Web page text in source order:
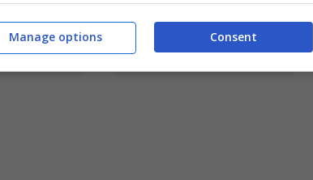
Mag 31, 2011 Mag 23, 2011
Consent
Manage options